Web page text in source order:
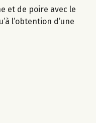
et de poire avec le
l’obtention d’une